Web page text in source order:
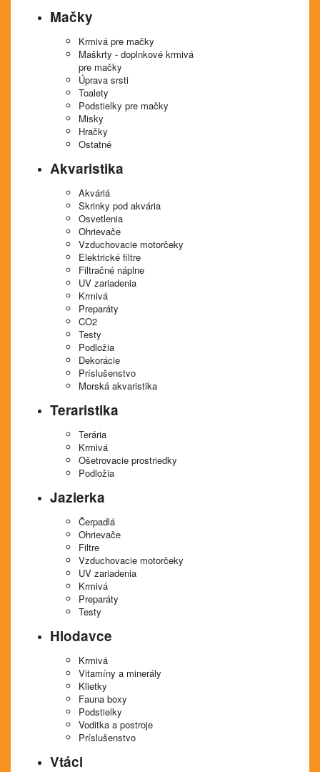
Mačky
Krmivá pre mačky
Maškrty - doplnkové krmivá
pre mačky
Úprava srsti
Toalety
Podstielky pre mačky
Misky
Hračky
Ostatné
Akvaristika
Akváriá
Skrinky pod akvária
Osvetlenia
Ohrievače
Vzduchovacie motorčeky
Elektrické filtre
Filtračné náplne
UV zariadenia
Krmivá
Preparáty
CO2
Testy
Podložia
Dekorácie
Príslušenstvo
Morská akvaristika
Teraristika
Terária
Krmivá
Ošetrovacie prostriedky
Podložia
Jazierka
Čerpadlá
Ohrievače
Filtre
Vzduchovacie motorčeky
UV zariadenia
Krmivá
Preparáty
Testy
Hlodavce
Krmivá
Vitamíny a minerály
Klietky
Fauna boxy
Podstielky
Voditka a postroje
Príslušenstvo
Vtáci